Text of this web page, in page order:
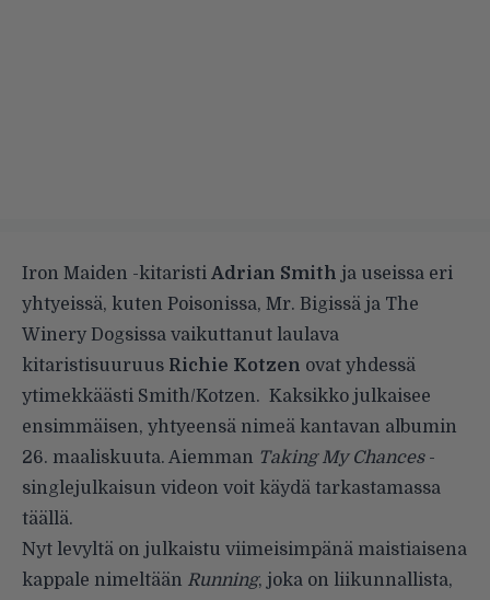
Iron Maiden -kitaristi Adrian Smith ja useissa eri
yhtyeissä, kuten Poisonissa, Mr. Bigissä ja The
Winery Dogsissa vaikuttanut laulava
kitaristisuuruus Richie Kotzen ovat yhdessä
ytimekkäästi Smith/Kotzen. Kaksikko julkaisee
ensimmäisen, yhtyeensä nimeä kantavan albumin
26. maaliskuuta. Aiemman Taking My Chances-
singlejulkaisun videon voit käydä tarkastamassa
täällä.
Nyt levyltä on julkaistu viimeisimpänä maistiaisena
kappale nimeltään Running, joka on liikunnallista,